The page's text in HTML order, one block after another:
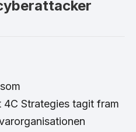
Strategies tagit fram